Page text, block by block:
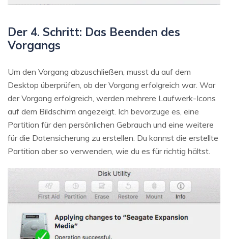
Der 4. Schritt: Das Beenden des
Vorgangs
Um den Vorgang abzuschließen, musst du auf dem
Desktop überprüfen, ob der Vorgang erfolgreich war. War
der Vorgang erfolgreich, werden mehrere Laufwerk-Icons
auf dem Bildschirm angezeigt. Ich bevorzuge es, eine
Partition für den persönlichen Gebrauch und eine weitere
für die Datensicherung zu erstellen. Du kannst die erstellte
Partition aber so verwenden, wie du es für richtig hältst.